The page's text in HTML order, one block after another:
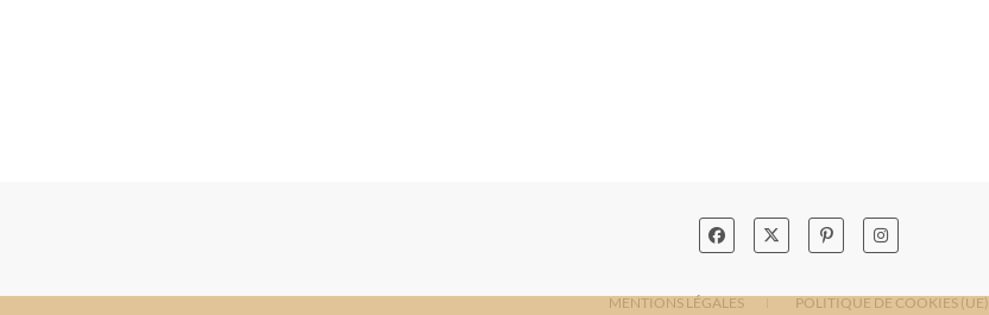
MENTIONS LÉGALES POLITIQUE DE COOKIES (UE)